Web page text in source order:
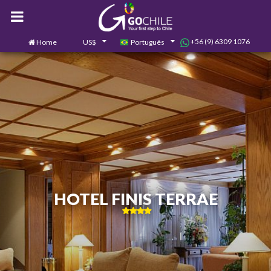
Home US$ Português +56 (9) 6309 1076
0
HOTEL FINIS TERRAE
